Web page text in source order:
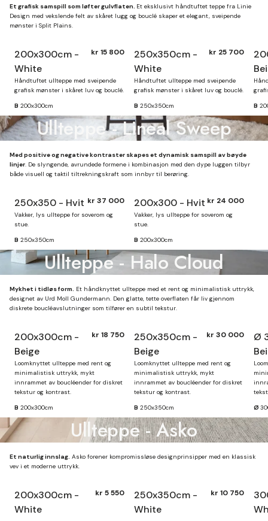
Et grafisk samspill som løfter gulvflaten. Et eksklusivt håndtuftet teppe fra Linie
Design med vekslende felt av skåret lugg og bouclé skaper et elegant, sveipende
mønster i Split Plains.
200x300cm -
White
kr 15 800
Håndtuftet ullteppe med sveipende
grafisk mønster i skåret luv og bouclé.
B 200x300cm
250x350cm -
White
kr 25 700
Håndtuftet ullteppe med sveipende
grafisk mønster i skåret luv og bouclé.
B 250x350cm
B
Ullteppe - Lineal Sweep
Med positive og negative kontraster skapes et dynamisk samspill av bøyde
linjer. De slyngende, avrundede formene i kombinasjon med den dype luggen tilbyr
både visuell og taktil tiltrekningskraft som innbyr til berøring.
250x350 - Hvit kr 37 000
Vakker, lys ullteppe for soverom og
stue.
B 250x350cm
Finnes på lager
200x300 - Hvit kr 24 000
Vakker, lys ullteppe for soverom og
stue.
B 200x300cm
Ullteppe - Halo Cloud
Mykhet i tidløs form. Et håndknyttet ullteppe med et rent og minimalistisk uttrykk,
designet av Urd Moll Gundermann. Den glatte, tette overflaten får liv gjennom
diskrete boucléavslutninger som tilfører en subtil tekstur.
200x300cm -
Beige
kr 18 750
Loomknyttet ullteppe med rent og
minimalistisk uttrykk, mykt
innrammet av boucléender for diskret
tekstur og kontrast.
B 200x300cm
250x350cm -
Beige
kr 30 000
Loomknyttet ullteppe med rent og
minimalistisk uttrykk, mykt
innrammet av boucléender for diskret
tekstur og kontrast.
B 250x350cm
Ø
Ø
Ullteppe - Asko
Et naturlig innslag. Asko forener kompromissløse designprinsipper med en klassisk
vev i et moderne uttrykk.
200x300cm -
White
kr 5 550
250x350cm -
White
kr 10 750